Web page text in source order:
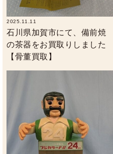
2025.11.11
石川県加賀市にて、備前焼
の茶器をお買取りしました
【骨董買取】